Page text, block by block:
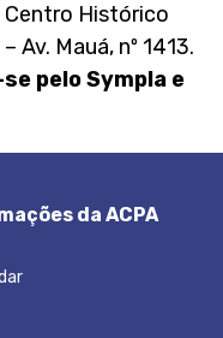
Centro Histórico
Av. Mauá, nº 1413.
pelo Sympla e
da ACPA